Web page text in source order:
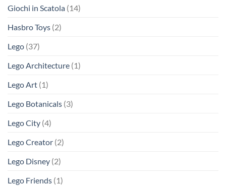
Giochi in Scatola (14)
Hasbro Toys (2)
Lego (37)
Lego Architecture (1)
Lego Art (1)
Lego Botanicals (3)
Lego City (4)
Lego Creator (2)
Lego Disney (2)
Lego Friends (1)